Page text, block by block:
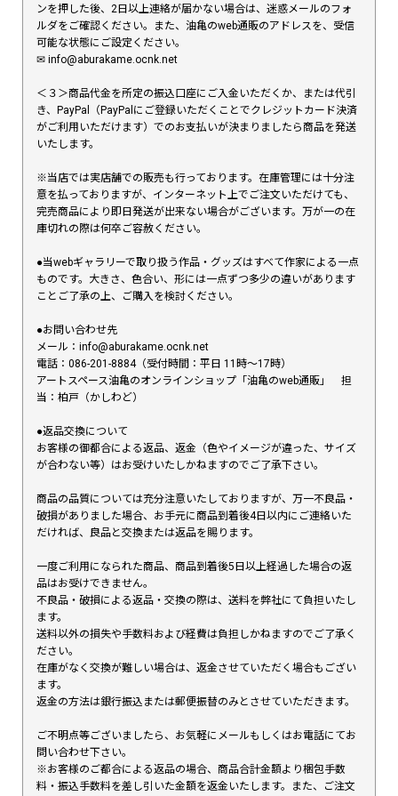
ンを押した後、2日以上連絡が届かない場合は、迷惑メールのフォ
ルダをご確認ください。また、油亀のweb通販のアドレスを、受信
可能な状態にご設定ください。
✉︎ info@aburakame.ocnk.net
＜３＞商品代金を所定の振込口座にご入金いただくか、または代引
き、PayPal（PayPalにご登録いただくことでクレジットカード決済
がご利用いただけます）でのお支払いが決まりましたら商品を発送
いたします。
※当店では実店舗での販売も行っております。在庫管理には十分注
意を払っておりますが、インターネット上でご注文いただけても、
完売商品により即日発送が出来ない場合がございます。万が一の在
庫切れの際は何卒ご容赦ください。
●当webギャラリーで取り扱う作品・グッズはすべて作家による一点
ものです。大きさ、色合い、形には一点ずつ多少の違いがあります
ことご了承の上、ご購入を検討ください。
●お問い合わせ先
メール：info@aburakame.ocnk.net
電話：086-201-8884（受付時間：平日 11時〜17時）
アートスペース油亀のオンラインショップ「油亀のweb通販」 担
当：柏戸（かしわど）
●返品交換について
お客様の御都合による返品、返金（色やイメージが違った、サイズ
が合わない等）はお受けいたしかねますのでご了承下さい。
商品の品質については充分注意いたしておりますが、万一不良品・
破損がありました場合、お手元に商品到着後4日以内にご連絡いた
だければ、良品と交換または返品を賜ります。
一度ご利用になられた商品、商品到着後5日以上経過した場合の返
品はお受けできません。
不良品・破損による返品・交換の際は、送料を弊社にて負担いたし
ます。
送料以外の損失や手数料および経費は負担しかねますのでご了承く
ださい。
在庫がなく交換が難しい場合は、返金させていただく場合もござい
ます。
返金の方法は銀行振込または郵便振替のみとさせていただきます。
ご不明点等ございましたら、お気軽にメールもしくはお電話にてお
問い合わせ下さい。
※お客様のご都合による返品の場合、商品合計金額より梱包手数
料・振込手数料を差し引いた金額を返金いたします。また、ご注文